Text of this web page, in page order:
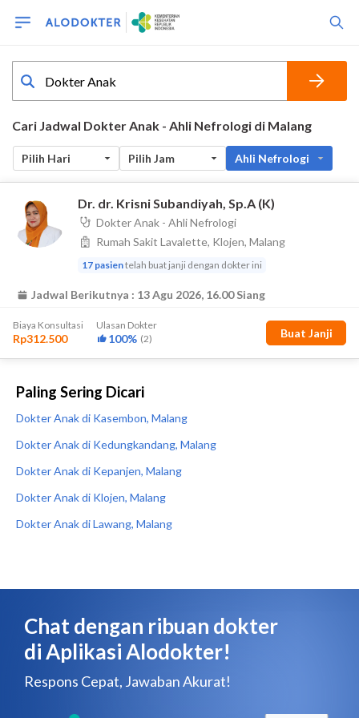
Paling Sering Dicari
Dokter Anak di Kasembon, Malang
Dokter Anak di Kedungkandang, Malang
Dokter Anak di Kepanjen, Malang
Dokter Anak di Klojen, Malang
Dokter Anak di Lawang, Malang